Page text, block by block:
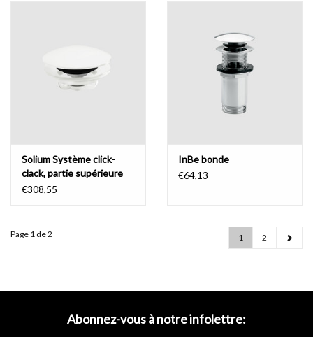
Solium Système click-
clack, partie supérieure
pour baignoires Solium et
€308,55
InBe bonde
€64,13
Page 1 de 2 1 2
Abonnez-vous à notre infolettre: